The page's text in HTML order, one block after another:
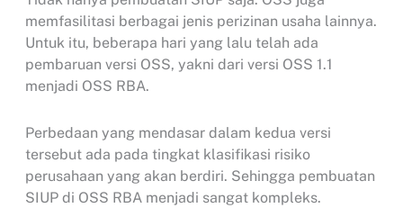
memfasilitasi berbagai jenis perizinan usaha lainnya.
Untuk itu, beberapa hari yang lalu telah ada
pembaruan versi OSS, yakni dari versi OSS 1.1
menjadi OSS RBA.
Perbedaan yang mendasar dalam kedua versi
tersebut ada pada tingkat klasifikasi risiko
perusahaan yang akan berdiri. Sehingga pembuatan
SIUP di OSS RBA menjadi sangat kompleks.